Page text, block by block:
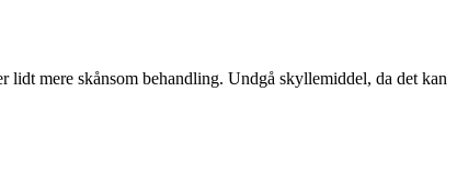
mere skånsom behandling. Undgå skyllemiddel, da det kan